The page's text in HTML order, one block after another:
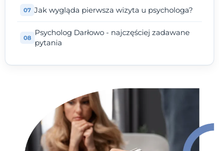
Jak wygląda pierwsza wizyta u psychologa?
Psycholog Darłowo - najczęściej zadawane
pytania